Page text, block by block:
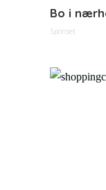
Bo i
Sponset